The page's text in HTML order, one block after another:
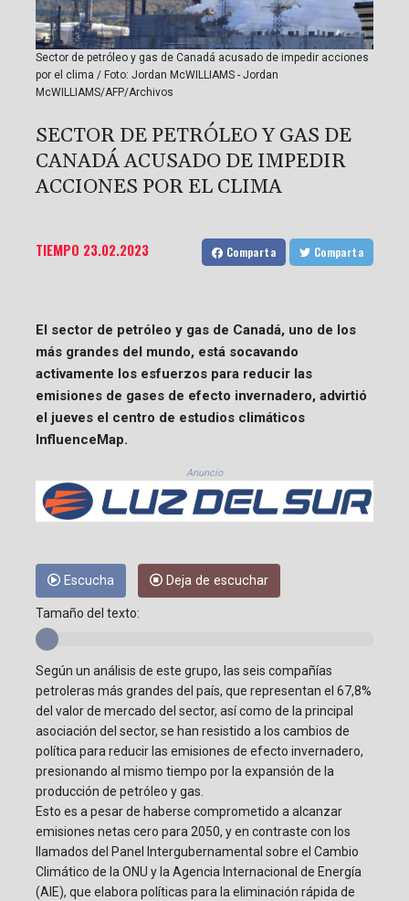
Sector de petróleo y gas de Canadá acusado de impedir acciones
por el clima / Foto: Jordan McWILLIAMS - Jordan
McWILLIAMS/AFP/Archivos
SECTOR DE PETRÓLEO Y GAS DE
CANADÁ ACUSADO DE IMPEDIR
ACCIONES POR EL CLIMA
TIEMPO 23.02.2023 Comparta Comparta
El sector de petróleo y gas de Canadá, uno de los
más grandes del mundo, está socavando
activamente los esfuerzos para reducir las
emisiones de gases de efecto invernadero, advirtió
el jueves el centro de estudios climáticos
InfluenceMap.
Anuncio
Escucha Deja de escuchar
Tamaño del texto:
Según un análisis de este grupo, las seis compañías
petroleras más grandes del país, que representan el 67,8%
del valor de mercado del sector, así como de la principal
asociación del sector, se han resistido a los cambios de
política para reducir las emisiones de efecto invernadero,
presionando al mismo tiempo por la expansión de la
producción de petróleo y gas.
Esto es a pesar de haberse comprometido a alcanzar
emisiones netas cero para 2050, y en contraste con los
llamados del Panel Intergubernamental sobre el Cambio
Climático de la ONU y la Agencia Internacional de Energía
(AIE), que elabora políticas para la eliminación rápida de